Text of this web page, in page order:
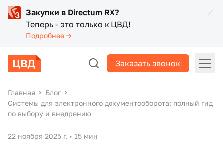
Закупки в Directum RX?
Теперь - это только к ЦВД!
Подробнее →
Заказать звонок
Главная
Блог
Системы для электронного документооборота: полный гид
по выбору и внедрению
22 ноября 2025 г. • 15 мин